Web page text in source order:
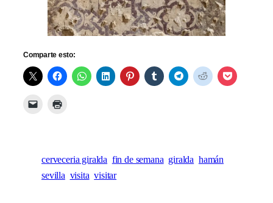
Comparte esto:
cerveceria giralda fin de semana giralda hamán
sevilla visita visitar